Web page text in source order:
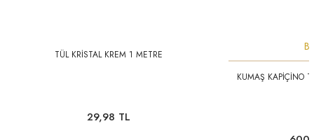
TÜL KRİSTAL KREM 1 METRE
29,98 TL
KUMAŞ KAPİÇİNO